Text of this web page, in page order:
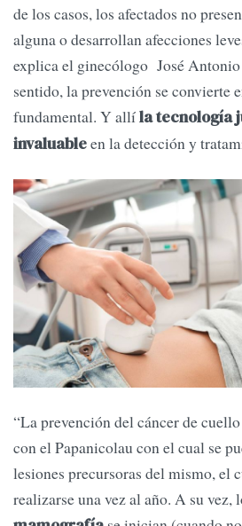
de los casos, los afectados no
alguna o desarrollan afecciones
explica el ginecólogo José Antonio
sentido, la prevención se convierte
fundamental. Y allíla tecnología
invaluableen la detección y
“La prevención del cáncer de
con el Papanicolau con el cual se
lesiones precursoras del mismo, el
realizarse una vez al año. A su vez,